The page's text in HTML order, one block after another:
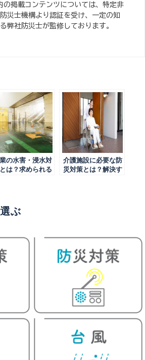
の掲載コンテンツについては、特定非
災士機構より認証を受け、一定の知
弊社防災士が監修しております。
の水害・浸水対
は？求められる
介護施設に必要な防
災対策とは？解決す
ぶ